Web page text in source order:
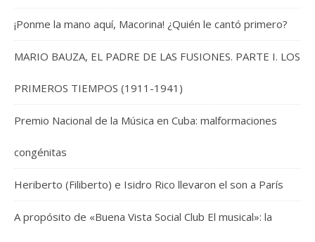
¡Ponme la mano aquí, Macorina! ¿Quién le cantó primero?
MARIO BAUZA, EL PADRE DE LAS FUSIONES. PARTE I. LOS
PRIMEROS TIEMPOS (1911-1941)
Premio Nacional de la Música en Cuba: malformaciones
congénitas
Heriberto (Filiberto) e Isidro Rico llevaron el son a París
A propósito de «Buena Vista Social Club El musical»: la